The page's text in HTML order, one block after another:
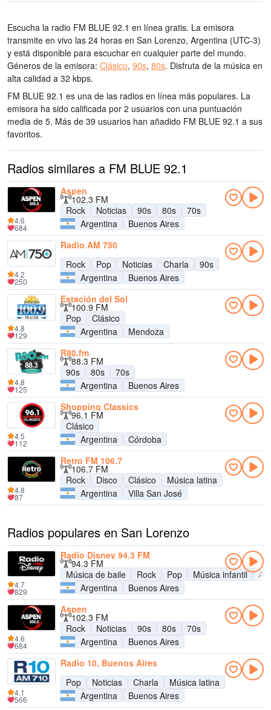
Escucha la radio FM BLUE 92.1 en línea gratis. La emisora
transmite en vivo las 24 horas en San Lorenzo, Argentina (UTC-3)
y está disponible para escuchar en cualquier parte del mundo.
Géneros de la emisora: Clásico, 90s, 80s. Disfruta de la música en
alta calidad a 32 kbps.
FM BLUE 92.1 es una de las radios en línea más populares. La
emisora ha sido calificada por 2 usuarios con una puntuación
media de 5. Más de 39 usuarios han añadido FM BLUE 92.1 a sus
favoritos.
Radios similares a FM BLUE 92.1
Aspen
102.3 FM
Rock
Noticias 90s 80s
70s
Argentina
Buenos Aires
4.6
684
Radio AM 750
Rock
Pop Noticias Charla
90s
Argentina
Buenos Aires
4.2
250
Estación del Sol
100.9 FM
Pop
Clásico
Argentina
Mendoza
4.8
129
R80.fm
88.3 FM
90s
80s
70s
Argentina
Buenos Aires
4.8
125
Shopping Classics
96.1 FM
Clásico
Argentina
Córdoba
4.5
112
Retro FM 106.7
106.7 FM
Rock
Disco Clásico
Música latina
Argentina
Villa San José
4.8
87
Radios populares en San Lorenzo
Radio Disney 94.3 FM
94.3 FM
Música de baile
Rock Pop Música infantil
Argentina
Buenos Aires
4.7
829
Aspen
102.3 FM
Rock
Noticias 90s 80s
70s
Argentina
Buenos Aires
4.6
684
Radio 10, Buenos Aires
Pop
Noticias Charla
Música latina
Argentina
Buenos Aires
4.1
566